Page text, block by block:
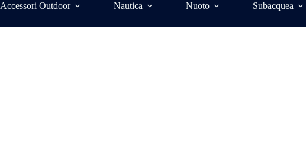
Accessori Outdoor Nautica Nuoto Subacquea